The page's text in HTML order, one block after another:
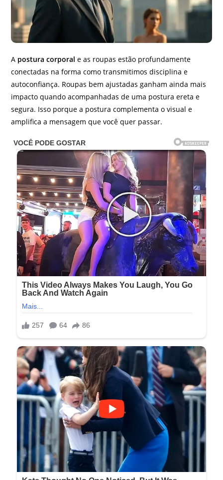
A postura corporal e as roupas estão profundamente
conectadas na forma como transmitimos disciplina e
autoconfiança. Roupas bem ajustadas ganham ainda mais
impacto quando acompanhadas de uma postura ereta e
segura. Isso porque a postura complementa o visual e
amplifica a mensagem que você quer passar.